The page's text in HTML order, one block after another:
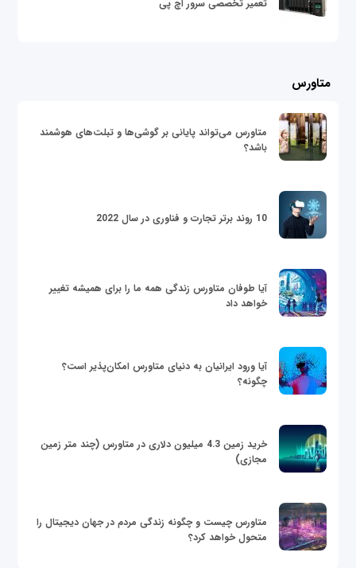
تعمیر تخصصی سرور اچ پی
متاورس
متاورس می‌تواند پایانی بر گوشی‌ها و تبلت‌های هوشمند
باشد؟
10 روند برتر تجارت و فناوری در سال 2022
آیا طوفان متاورس زندگی همه ما را برای همیشه تغییر
خواهد داد
آیا ورود ایرانیان به دنیای متاورس امکان‌پذیر است؟
چگونه؟
خرید زمین 4.3 میلیون دلاری در متاورس (چند متر زمین
مجازی)
متاورس چیست و چگونه زندگی مردم در جهان دیجیتال را
متحول خواهد کرد؟